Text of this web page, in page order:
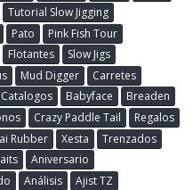
Tutorial Slow Jigging
Pato
Pink Fish Tour
Flotantes
Slow Jigs
Mud Digger
Carretes
Catalogos Babyface
Breaden
Crazy Paddle Tail
Regalos
Rubber Xesta
Trenzados
Aniversario
Análisis
Ajist TZ